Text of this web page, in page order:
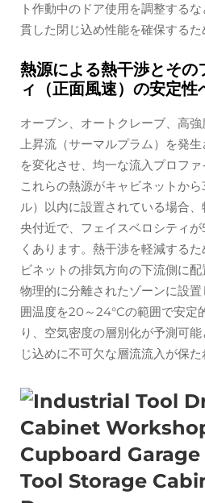
ト作動中のドア使用を調整する
貫した閉じ込め性能を確保するた
熱源による熱干渉とその
ィ（正面風速）の安定性
オーブン、オートクレーブ、高
上昇流（サーマルプラム）を発
を変化させ、均一な流入プロファ
これらの熱源がキャビネットか
ル）以内に設置されている場合
央付近で、フェイスベロシティが
くあります。熱干渉を軽減する
ビネットの排気方向の下流側に
物理的に分離されたゾーンに設
囲温度を20～24°Cの範囲で安定
り、空気密度の層別化が予測可
じ込めに不可欠な層流流入が保た